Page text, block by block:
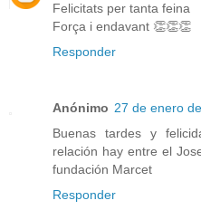
Felicitats per tanta feina
Força i endavant 👏👏👏
Responder
Anónimo 27 de enero
Buenas tardes y
relación hay entre el
fundación Marcet
Responder